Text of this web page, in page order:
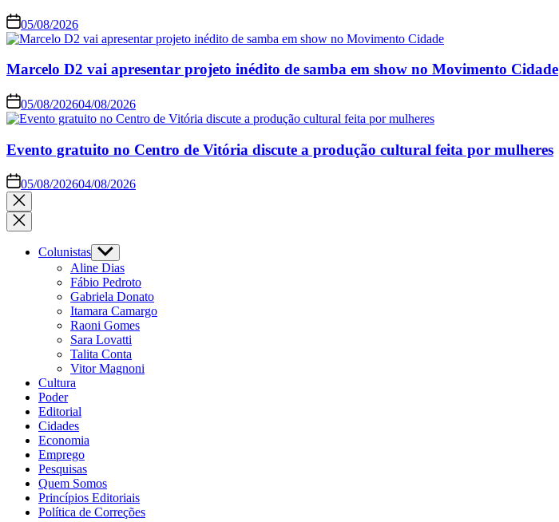
05/08/2026
Marcelo D2 vai apresentar projeto inédito de samba em show no Movimento Cidade
05/08/202604/08/2026
Evento gratuito no Centro de Vitória discute a produção cultural feita por mulheres
05/08/202604/08/2026
Close
search
Colunistas Show
sub
menu
Aline Dias
Fábio Pedroto
Gabriela Donato
Itamara Camargo
Raoni Gomes
Sara Lovatti
Talita Conta
Vitor Magnoni
Cultura
Poder
Editorial
Cidades
Economia
Emprego
Pesquisas
Quem Somos
Princípios Editoriais
Política de Correções